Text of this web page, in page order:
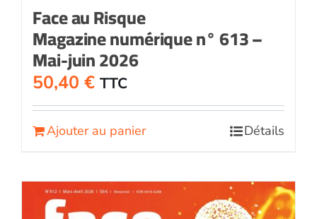
Face au Risque
Magazine numérique n° 613 –
Mai-juin 2026
50,40 € TTC
Ajouter au panier Détails